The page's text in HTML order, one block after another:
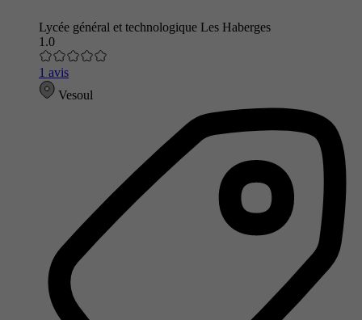
Lycée général et technologique Les Haberges
1.0
1 avis
Vesoul